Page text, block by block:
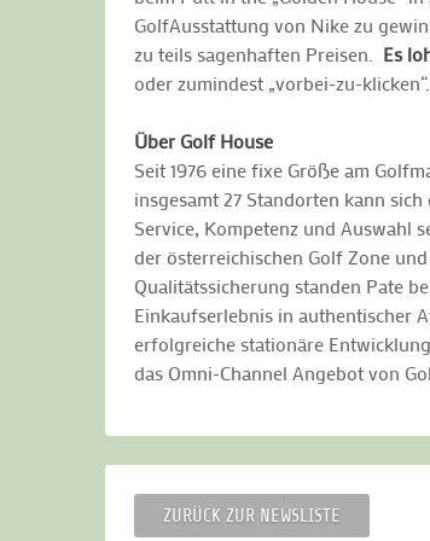
GolfAusstattung von Nike zu
zu teils sagenhaften Preisen. Es
oder zumindest „vorbei-zu-
Über Golf House
Seit 1976 eine fixe Größe am
insgesamt 27 Standorten kann
Service, Kompetenz und Auswahl
der österreichischen Golf Zone
Qualitätssicherung standen Pate
Einkaufserlebnis in authentischer
erfolgreiche stationäre
das Omni-Channel Angebot von
ZURÜCK ZUR NEWSLISTE